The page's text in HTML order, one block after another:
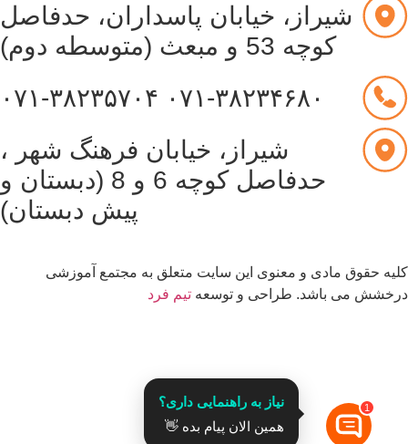
شیراز، خیابان پاسداران، حدفاصل
کوچه 53 و مبعث (متوسطه دوم)
۰۷۱-۳۸۲۳۴۶۸۰
۰۷۱-۳۸۲۳۵۷۰۴
شیراز، خیابان فرهنگ شهر ،
حدفاصل کوچه 6 و 8 (دبستان و
پیش دبستان)
حقوق مادی و معنوی این سایت متعلق به مجتمع آموزشی
می باشد. طراحی و توسعهتیم فرد
نیاز به راهنمایی داری؟
همین الان پیام بده 👋